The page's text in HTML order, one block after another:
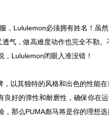
Lululemon必须拥有姓名！虽
气，做高难度动作也完全不勒
Lululemon闭眼入准没错！
以其独特的风格和出色的性能
好的弹性和耐磨性，确保你在
那么PUMA彪马将是你的理想选